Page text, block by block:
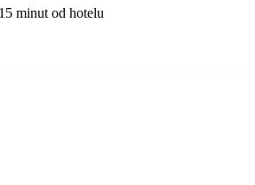
minut od hotelu